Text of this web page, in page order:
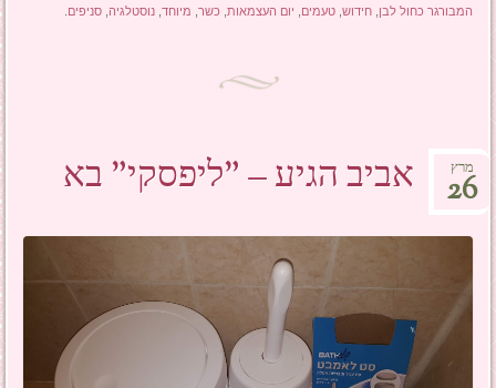
המבורגר כחול לבן ,חידוש ,טעמים יום העצמאות כשר מיוחד ,נוסטלגיה ,סניפים
אביב הגיע – "ליפסקי" בא מרץ
26